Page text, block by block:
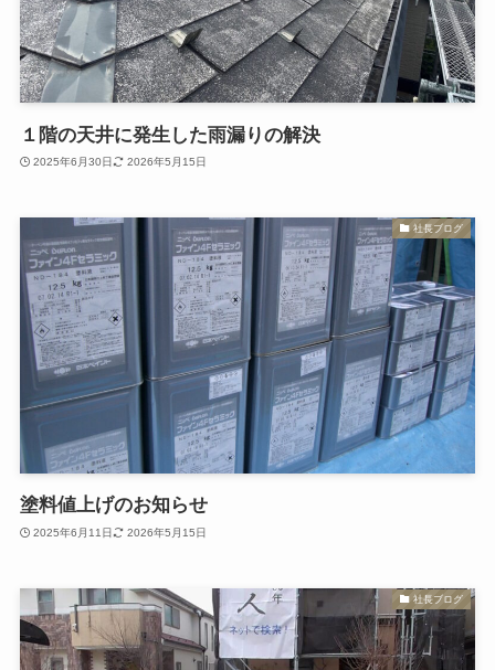
１階の天井に発生した雨漏りの解決
2025年6月30日 2026年5月15日
社長ブログ
塗料値上げのお知らせ
2025年6月11日 2026年5月15日
社長ブログ